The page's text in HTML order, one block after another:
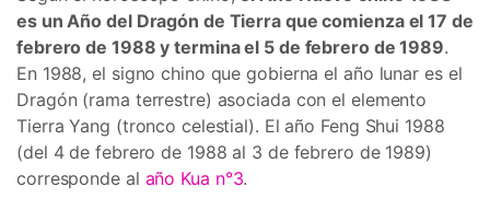
es un Año del Dragón de Tierra que comienza el 17 de
febrero de 1988 y termina el 5 de febrero de 1989.
En 1988, el signo chino que gobierna el año lunar es el
Dragón (rama terrestre) asociada con el elemento
Tierra Yang (tronco celestial). El año Feng Shui 1988
(del 4 de febrero de 1988 al 3 de febrero de 1989)
corresponde al año Kua n°3.